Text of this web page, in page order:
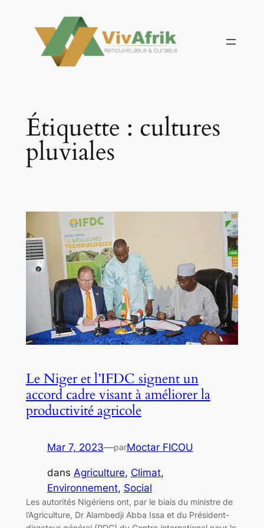
contenu
Étiquette : cultures
pluviales
Le Niger et l’IFDC signent un
accord cadre visant à améliorer la
productivité agricole
Mar 7, 2023—parMoctar FICOU
dans Agriculture, Climat
Environnement, Social
Les autorités Nigériens ont, par le biais du ministre de
l’Agriculture, Dr Alambedji Abba Issa et du Président-